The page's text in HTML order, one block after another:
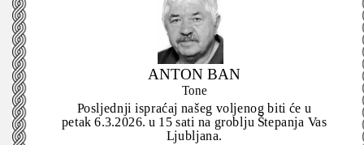
ANTON BAN
Tone
Posljednji ispraćaj našeg voljenog biti će u
petak 6.3.2026. u 15 sati na groblju Štepanja Vas
Ljubljana.